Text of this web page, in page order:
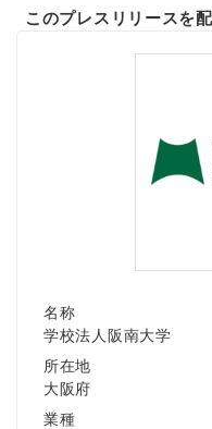
このプレスリリースを
名称
学校法人阪南大学
所在地
大阪府
業種